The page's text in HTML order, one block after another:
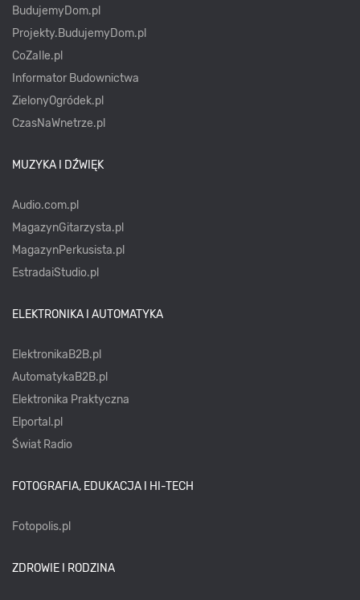
BudujemyDom.pl
Projekty.BudujemyDom.pl
CoZaIle.pl
Informator Budownictwa
ZielonyOgródek.pl
CzasNaWnetrze.pl
MUZYKA I DŹWIĘK
Audio.com.pl
MagazynGitarzysta.pl
MagazynPerkusista.pl
EstradaiStudio.pl
ELEKTRONIKA I AUTOMATYKA
ElektronikaB2B.pl
AutomatykaB2B.pl
Elektronika Praktyczna
Elportal.pl
Świat Radio
FOTOGRAFIA, EDUKACJA I HI-TECH
Fotopolis.pl
ZDROWIE I RODZINA